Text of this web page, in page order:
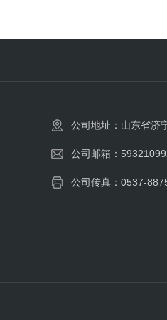
公司地址：山东省济
公司邮箱：
公司传真：0537-